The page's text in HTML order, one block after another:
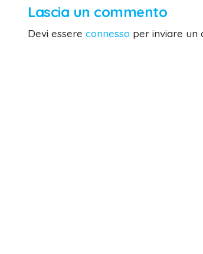
Lascia un commento
Devi essere connesso per inviare un